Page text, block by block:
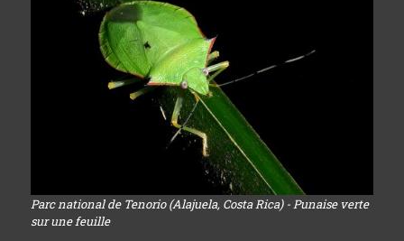
Parc national de Tenorio (Alajuela, Costa Rica) - Punaise verte
sur une feuille